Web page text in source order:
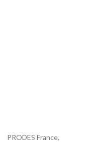
PRODES France,